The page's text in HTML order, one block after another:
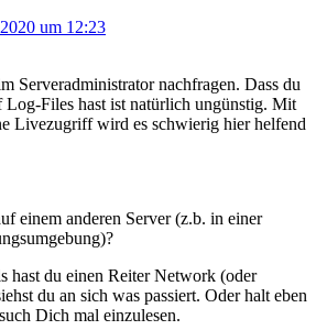
um 12:23
Serveradministrator nachfragen. Dass du
Files hast ist natürlich ungünstig. Mit
Livezugriff wird es schwierig hier helfend
einem anderen Server (z.b. in einer
hast du einen Reiter Network (oder
du an sich was passiert. Oder halt eben
Dich mal einzulesen.